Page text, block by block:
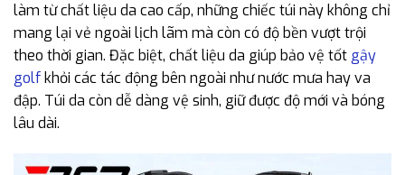
làm từ chất liệu da cao cấp, những chiếc túi này không chỉ
mang lại vẻ ngoài lịch lãm mà còn có độ bền vượt trội
theo thời gian. Đặc biệt, chất liệu da giúp bảo vệ tốt gậy
golfkhỏi các tác động bên ngoài như nước mưa hay va
đập. Túi da còn dễ dàng vệ sinh, giữ được độ mới và bóng
lâu dài.